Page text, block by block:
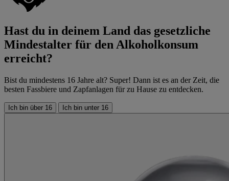
Hast du in deinem Land das gesetzliche
Mindestalter für den Alkoholkonsum
erreicht?
Bist du mindestens 16 Jahre alt? Super! Dann ist es an der Zeit, die
besten Fassbiere und Zapfanlagen für zu Hause zu entdecken.
Ich bin über 16 Ich bin unter 16